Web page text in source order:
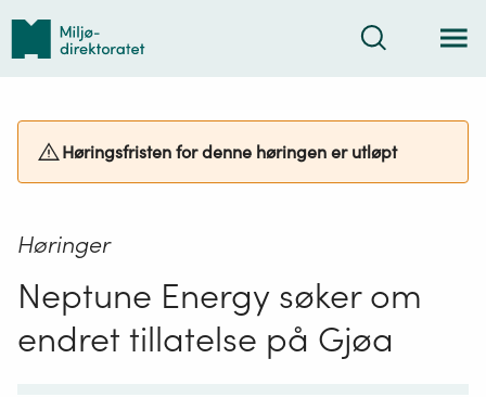
Tilbake
forsiden
Søk
Høringsfristen for denne høringen er utløpt
Høringer
Neptune Energy søker om
endret tillatelse på Gjøa